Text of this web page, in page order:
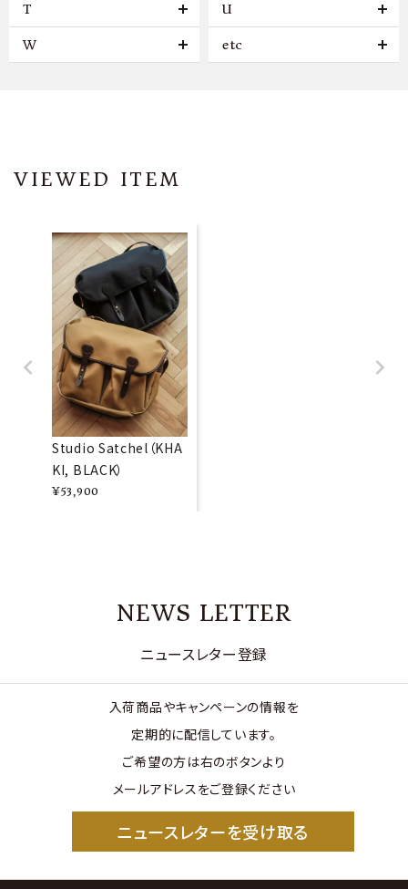
T U
W etc
VIEWED ITEM
Studio Satchel（KHA
KI, BLACK）
¥53,900
NEWS LETTER
ニュースレター登録
入荷商品やキャンペーンの情報を
定期的に配信しています。
ご希望の方は右のボタンより
メールアドレスをご登録ください
ニュースレターを受け取る